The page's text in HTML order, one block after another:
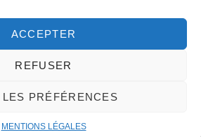
ACCEPTER
REFUSER
PRÉFÉRENCES
MENTIONS LÉGALES
omnisport et le monde du billard
par mwgrafico ​ –Mentions légales